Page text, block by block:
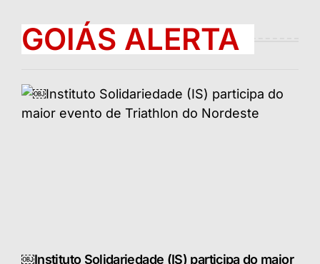
GOIÁS ALERTA
￼Instituto Solidariedade (IS) participa do maior